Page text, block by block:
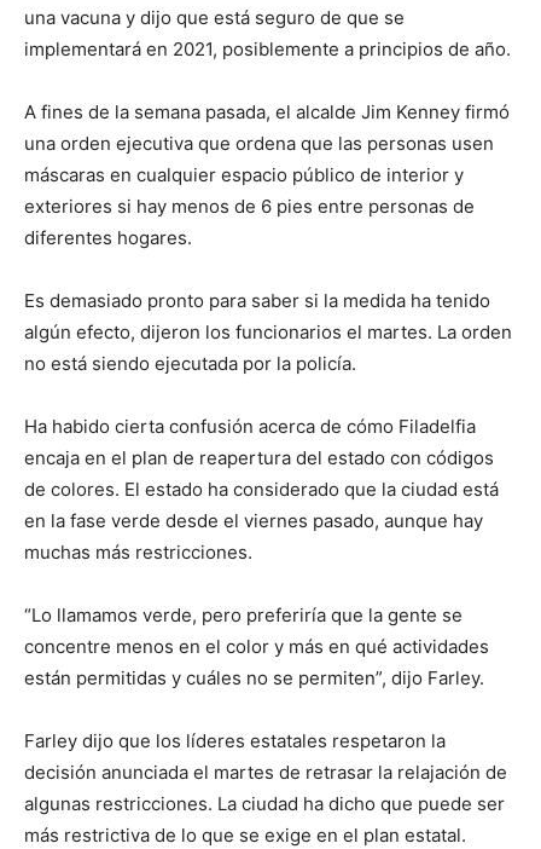
una vacuna y dijo que está seguro de que se
implementará en 2021, posiblemente a principios de año.
A fines de la semana pasada, el alcalde Jim Kenney firmó
una orden ejecutiva que ordena que las personas usen
máscaras en cualquier espacio público de interior y
exteriores si hay menos de 6 pies entre personas de
diferentes hogares.
Es demasiado pronto para saber si la medida ha tenido
algún efecto, dijeron los funcionarios el martes. La orden
no está siendo ejecutada por la policía.
Ha habido cierta confusión acerca de cómo Filadelfia
encaja en el plan de reapertura del estado con códigos
de colores. El estado ha considerado que la ciudad está
en la fase verde desde el viernes pasado, aunque hay
muchas más restricciones.
“Lo llamamos verde, pero preferiría que la gente se
concentre menos en el color y más en qué actividades
están permitidas y cuáles no se permiten”, dijo Farley.
Farley dijo que los líderes estatales respetaron la
decisión anunciada el martes de retrasar la relajación de
algunas restricciones. La ciudad ha dicho que puede ser
más restrictiva de lo que se exige en el plan estatal.